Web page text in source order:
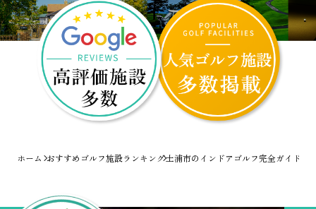
ホーム おすすめゴルフ施設ランキング土浦市のインドアゴルフ完全ガイド！